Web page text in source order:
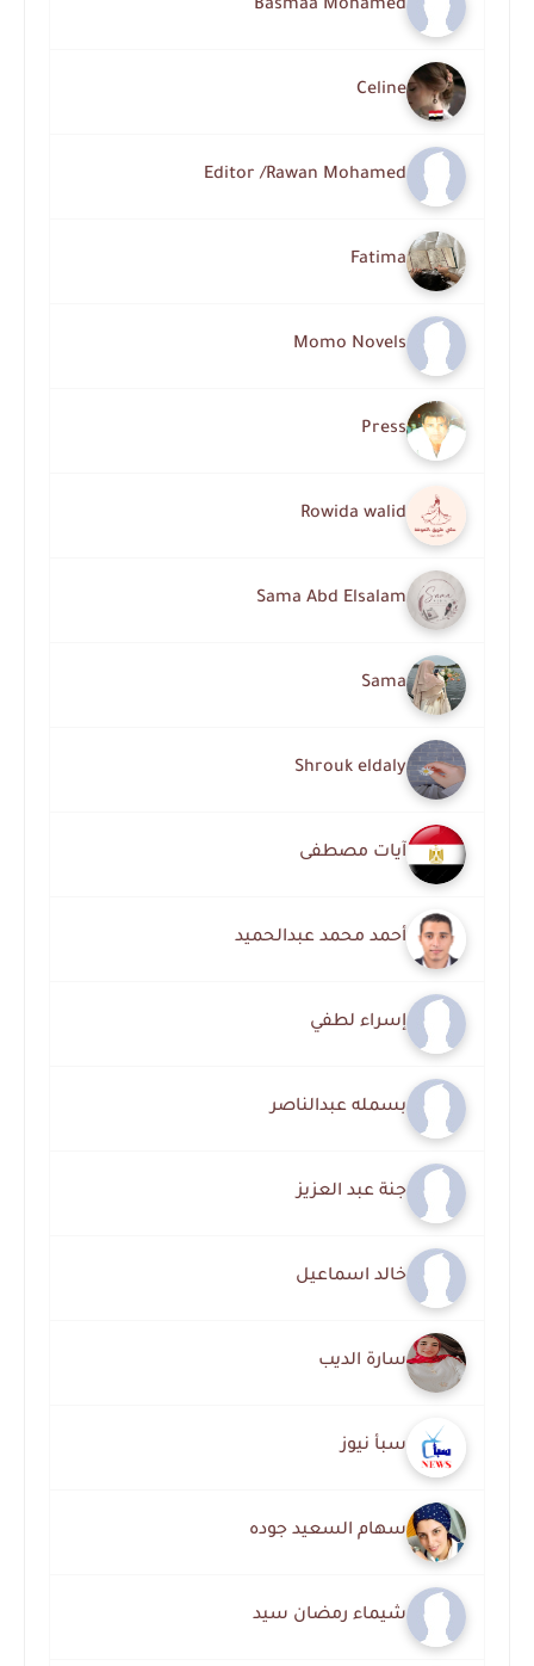
Basmaa Mohamed
Celine
Editor /Rawan Mohamed
Fatima
Momo Novels
Press
Rowida walid
Sama Abd Elsalam
Sama
Shrouk eldaly
آيات مصطفى
أحمد محمد عبدالحميد
إسراء لطفي
بسمله عبدالناصر
جنة عبد العزيز
خالد اسماعيل
سارة الديب
سبأ نيوز
سهام السعيد جوده
شيماء رمضان سيد